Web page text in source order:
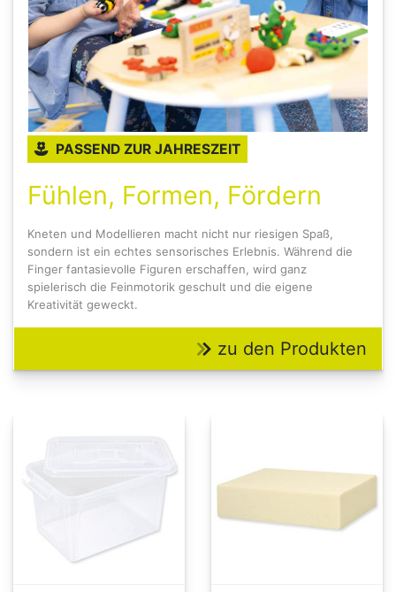
PASSEND ZUR JAHRESZEIT
Fühlen, Formen, Fördern
Kneten und Modellieren macht nicht nur riesigen Spaß,
sondern ist ein echtes sensorisches Erlebnis. Während die
Finger fantasievolle Figuren erschaffen, wird ganz
spielerisch die Feinmotorik geschult und die eigene
Kreativität geweckt.
zu den Produkten